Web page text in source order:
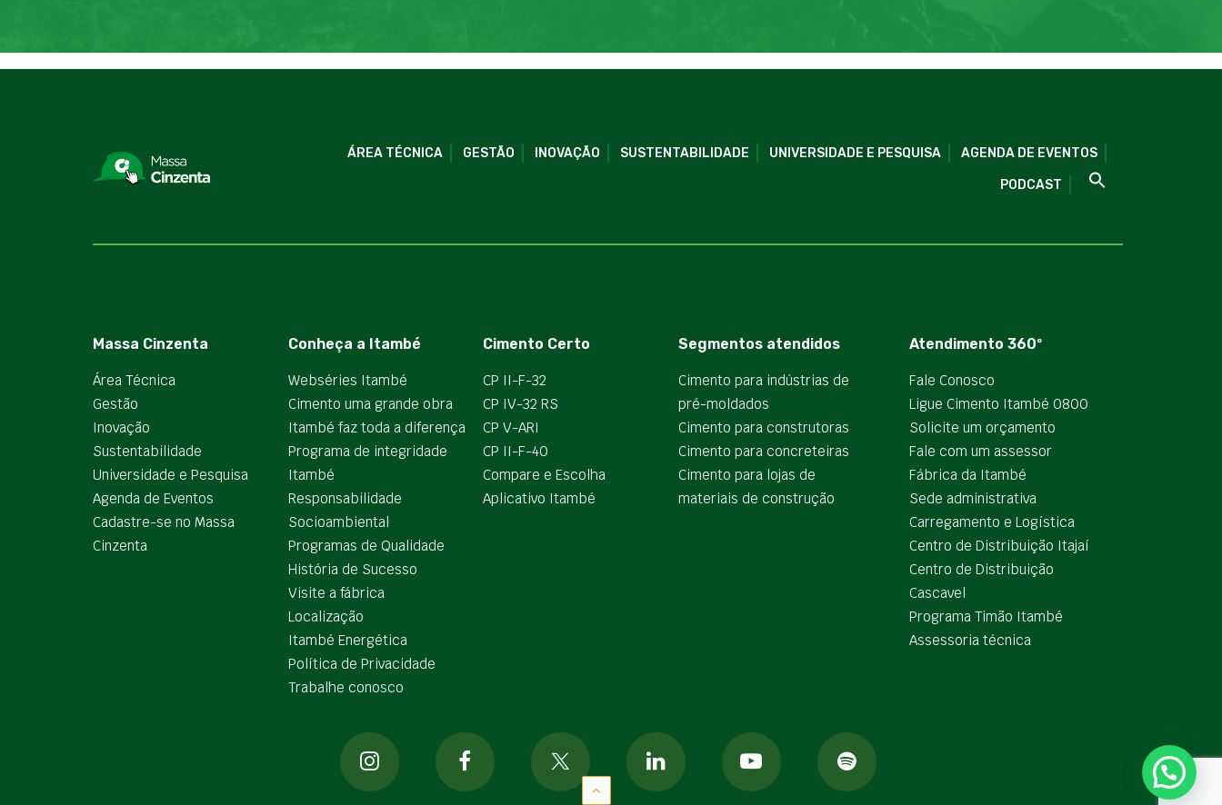
ÁREA TÉCNICA GESTÃO INOVAÇÃO SUSTENTABILIDADE UNIVERSIDADE E PESQUISA AGENDA DE EVENTOS
PODCAST
Massa Cinzenta
Área Técnica
Gestão
Inovação
Sustentabilidade
Universidade e Pesquisa
Agenda de Eventos
Cadastre-se no Massa
Cinzenta
Conheça a Itambé
Webséries Itambé
Cimento uma grande obra
Itambé faz toda a diferença
Programa de integridade
Itambé
Responsabilidade
Socioambiental
Programas de Qualidade
História de Sucesso
Visite a fábrica
Localização
Itambé Energética
Política de Privacidade
Trabalhe conosco
Cimento Certo
CP II-F-32
CP IV-32 RS
CP V-ARI
CP II-F-40
Compare e Escolha
Aplicativo Itambé
Segmentos atendidos
Cimento para indústrias de
pré-moldados
Cimento para construtoras
Cimento para concreteiras
Cimento para lojas de
materiais de construção
Atendimento 360º
Fale Conosco
Ligue Cimento Itambé 0800
Solicite um orçamento
Fale com um assessor
Fábrica da Itambé
Sede administrativa
Carregamento e Logística
Centro de Distribuição Itajaí
Centro de Distribuição
Cascavel
Programa Timão Itambé
Assessoria técnica